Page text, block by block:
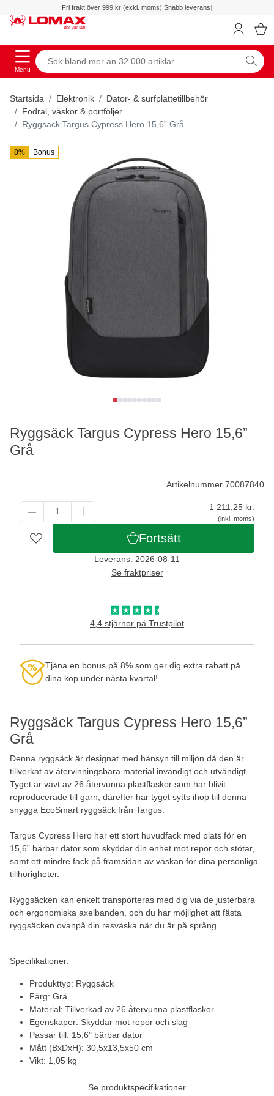
Fri frakt över 999 kr (exkl. moms)|Snabb leverans|
Menu
Startsida Elektronik
Dator- & surfplattetillbehör
Fodral, väskor & portföljer
Ryggsäck Targus Cypress Hero 15,6” Grå
8% Bonus
Ryggsäck Targus Cypress Hero 15,6”
Grå
Denna ryggsäck är designat med hänsyn till miljön då den är
tillverkat av återvinningsbara material invändigt och utvändigt.
Tyget är vävt av 26 återvunna plastflaskor som har blivit
reproducerade till garn, därefter har tyget sytts ihop till denna
snygga EcoSmart ryggsäck från Targus.
Targus Cypress Hero har ett stort huvudfack med plats för en
15,6” bärbar dator som skyddar din enhet mot repor och stötar,
samt ett mindre fack på framsidan av väskan för dina personliga
tillhörigheter.
Ryggsäcken kan enkelt transporteras med dig via de justerbara
och ergonomiska axelbanden, och du har möjlighet att fästa
ryggsäcken ovanpå din resväska när du är på språng.
Specifikationer:
Produkttyp: Ryggsäck
Färg: Grå
Material: Tillverkad av 26 återvunna plastflaskor
Egenskaper: Skyddar mot repor och slag
Passar till: 15,6" bärbar dator
Mått (BxDxH): 30,5x13,5x50 cm
Vikt: 1,05 kg
Se produktspecifikationer
Artikelnummer 70087840
1 211,25 kr.
(inkl. moms)
Fortsätt
Leverans: 2026-08-11
Se fraktpriser
4,4 stjärnor på Trustpilot
Tjäna en bonus på 8% som ger dig extra rabatt på
dina köp under nästa kvartal!
Ryggsäck Targus Cypress Hero 15,6”
Grå